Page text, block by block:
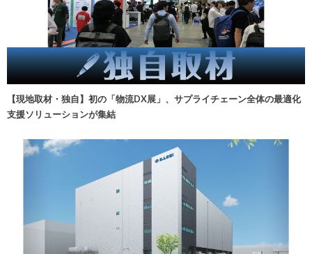
【現地取材・独自】初の「物流DX展」、サプライチェーン全体の最適化
支援ソリューションが集結